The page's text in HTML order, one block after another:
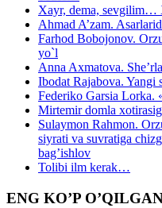
Xayr, dema, sevgilim…
Ahmad A’zam.
Farhod Bobojonov.
yo`l
Anna Axmatova.
Ibodat Rajabova. Yangi
Federiko Garsia Lorka.
Mirtemir domla
Sulaymon Rahmon.
siyrati va suvratiga
bag’ishlov
Tolibi ilm kerak…
ENG KO’P